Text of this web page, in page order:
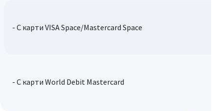
- С карти VISA Space/Mastercard Space
- С карти World Debit Mastercard